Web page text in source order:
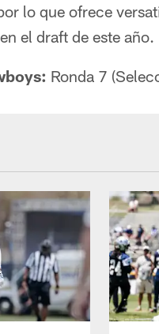
lo que ofrece
el draft de este año.
Ronda 7